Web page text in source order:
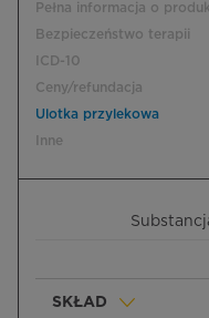
Pełna informacja o
Bezpieczeństwo terapii
ICD-10
Ceny/refundacja
Ulotka przylekowa
Inne
SKŁAD